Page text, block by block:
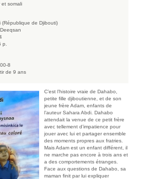
et somali
(République de Djibouti)
p.
8
de 9 ans
C’est l’histoire vraie de Dahabo,
petite fille djiboutienne, et de son
jeune frère Adam, enfants de
l’auteur Sahara Abdi. Dahabo
attendait la venue de ce petit frère
avec tellement d’impatience pour
jouer avec lui et partager ensemble
des moments propres aux fratries.
Mais Adam est un enfant différent, il
ne marche pas encore à trois ans et
a des comportements étranges.
Face aux questions de Dahabo, sa
maman finit par lui expliquer